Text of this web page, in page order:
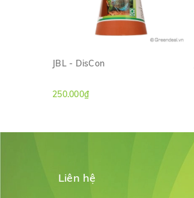
JBL - DisCon
250.000₫
Liên hệ